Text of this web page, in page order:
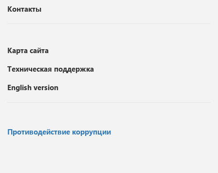
Контакты
Карта сайта
Техническая поддержка
English version
Противодействие коррупции